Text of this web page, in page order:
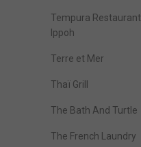
Tempura Restaurant
Ippoh
Terre et Mer
Thaï Grill
The Bath And Turtle
The French Laundry